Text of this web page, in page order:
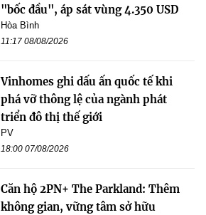
"bốc đầu", áp sát vùng 4.350 USD
Hòa Bình
11:17 08/08/2026
Vinhomes ghi dấu ấn quốc tế khi
phá vỡ thông lệ của ngành phát
triển đô thị thế giới
PV
18:00 07/08/2026
Căn hộ 2PN+ The Parkland: Thêm
không gian, vững tâm sở hữu